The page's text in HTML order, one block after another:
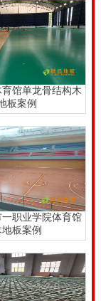
馆单龙骨结构木
板案例
职业学院体育馆
地板案例